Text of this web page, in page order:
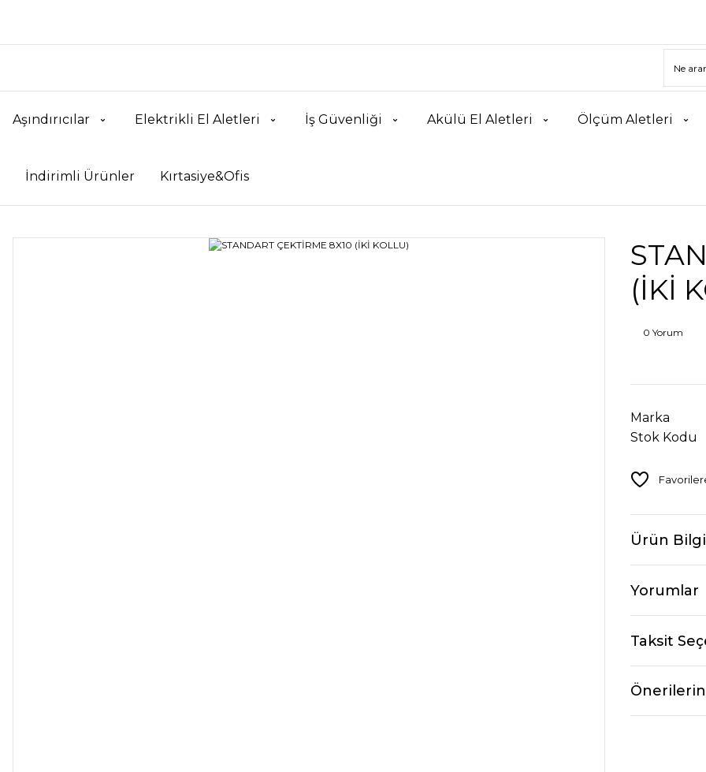
Aşındırıcılar Elektrikli El Aletleri İş Güvenliği Akülü El Aletleri Ölçüm Aletleri
İndirimli Ürünler Kırtasiye&Ofis
(İKİ
0 Yorum
Marka
Stok Kodu
Ürün
Yorumlar
Taksit